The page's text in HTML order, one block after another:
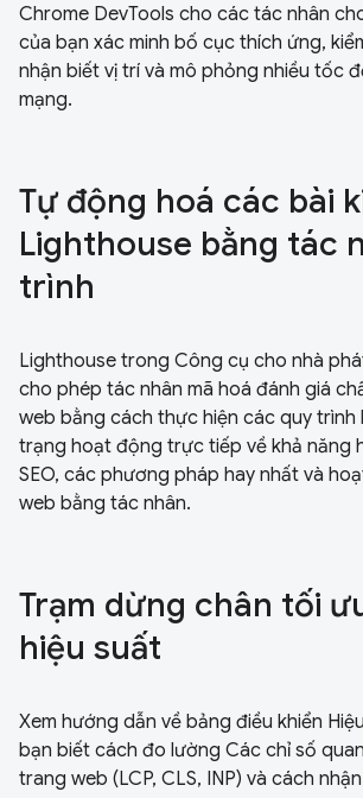
Chrome DevTools cho các tác nhân
của bạn xác minh bố cục thích ứng,
nhận biết vị trí và mô phỏng nhiều tốc
mạng.
Tự động hoá các bài
Lighthouse bằng tác
trình
Lighthouse trong Công cụ cho nhà
cho phép tác nhân mã hoá đánh giá
web bằng cách thực hiện các quy trình
trạng hoạt động trực tiếp về khả năng
SEO, các phương pháp hay nhất và
web bằng tác nhân.
Trạm dừng chân tối
hiệu suất
Xem hướng dẫn về bảng điều khiển
bạn biết cách đo lường Các chỉ số
trang web (LCP, CLS, INP) và cách